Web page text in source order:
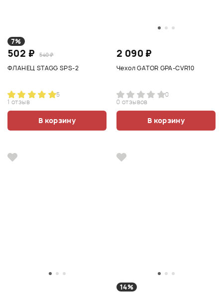
7%
502 ₽ 540 ₽
ФЛАНЕЦ STAGG SPS-2
5
1 отзыв
В корзину
2 090 ₽
Чехол GATOR GPA-CVR10
0
0 отзывов
В корзину
14%